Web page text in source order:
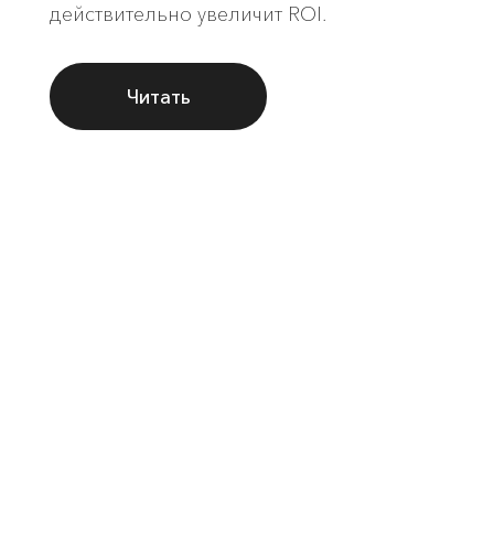
действительно увеличит ROI.
Читать